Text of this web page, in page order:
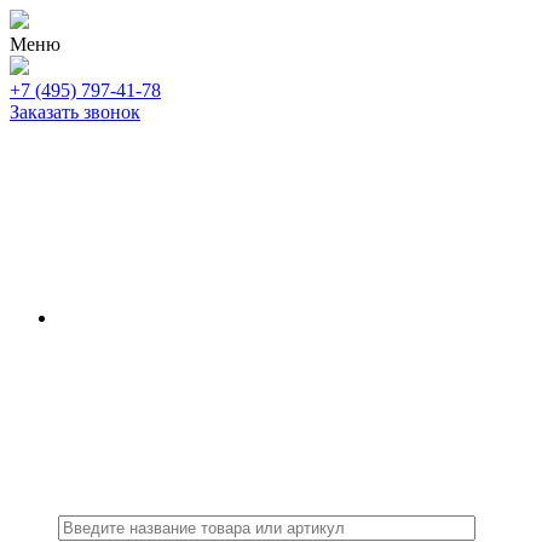
Меню
+7 (495) 797-41-78
Заказать звонок